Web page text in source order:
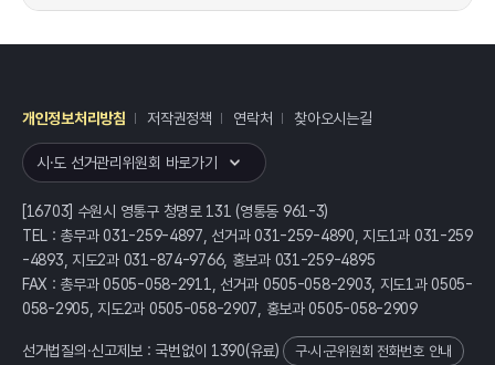
개인정보처리방침 저작권정책 연락처 찾아오시는길
시·도 선거관리위원회 바로가기
[16703] 수원시 영통구 청명로 131 (영통동 961-3)
TEL : 총무과 031-259-4897, 선거과 031-259-4890, 지도1과 031-259
-4893, 지도2과 031-874-9766, 홍보과 031-259-4895
FAX : 총무과 0505-058-2911, 선거과 0505-058-2903, 지도1과 0505-
058-2905, 지도2과 0505-058-2907, 홍보과 0505-058-2909
선거법질의·신고제보 : 국번없이 1390(유료) 구·시·군위원회 전화번호 안내